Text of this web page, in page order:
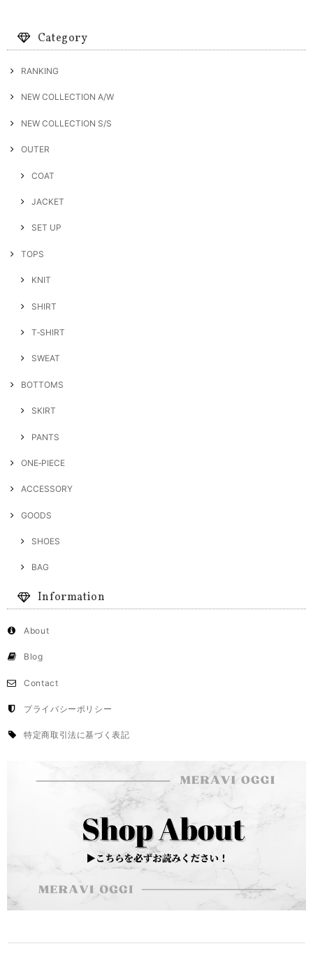
Category
RANKING
NEW COLLECTION A/W
NEW COLLECTION S/S
OUTER
COAT
JACKET
SET UP
TOPS
KNIT
SHIRT
T‐SHIRT
SWEAT
BOTTOMS
SKIRT
PANTS
ONE‐PIECE
ACCESSORY
GOODS
SHOES
BAG
Information
About
Blog
Contact
プライバシーポリシー
特定商取引法に基づく表記